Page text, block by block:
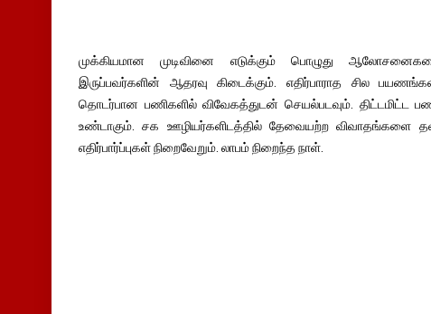
முக்கியமான முடிவினை எடுக்கும் பொழுது
இருப்பவர்களின் ஆதரவு கிடைக்கும். எதிர்பாராத சில
தொடர்பான பணிகளில் விவேகத்துடன் செயல்படவும். திட்டமிட்ட
உண்டாகும். சக ஊழியர்களிடத்தில் தேவையற்ற விவாதங்களை
எதிர்பார்ப்புகள் நிறைவேறும். லாபம் நிறைந்த நாள்.